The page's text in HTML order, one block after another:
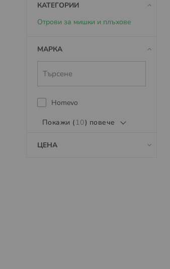
Отрова за мишки и плъхове
Ратимор пелети 10кг
КАТЕГОРИИ
Отрови за мишки и плъхове
МАРКА
Homevo
Покажи ( 10) повече
ЦЕНА